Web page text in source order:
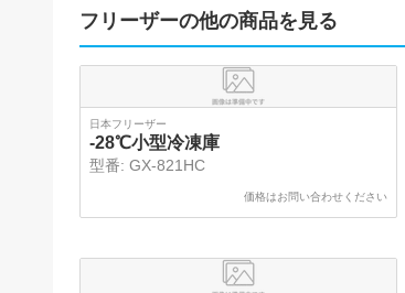
フリーザーの他の商品を見る
日本フリーザー
-28℃小型冷凍庫
型番: GX-821HC
価格はお問い合わせください